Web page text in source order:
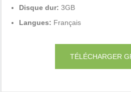
Disque dur: 3GB
Langues: Français
TÉLÉCHARGER